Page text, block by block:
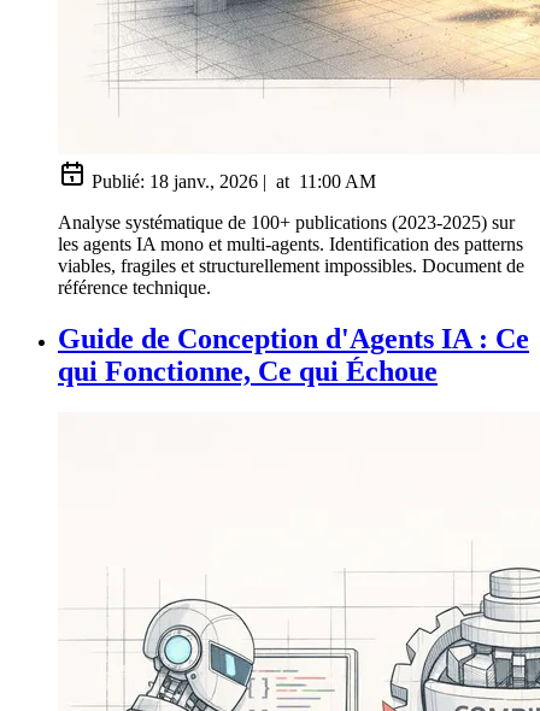
Publié: 18 janv., 2026 | at 11:00 AM
Analyse systématique de 100+ publications (2023-2025) sur
les agents IA mono et multi-agents. Identification des patterns
viables, fragiles et structurellement impossibles. Document de
référence technique.
Guide de Conception d'Agents IA : Ce
qui Fonctionne, Ce qui Échoue